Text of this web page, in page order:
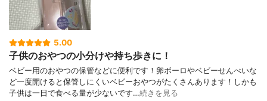
5.00
子供のおやつの小分けや持ち歩きに！
ベビー用のおやつの保管などに便利です！卵ボーロやベビーせんべいな
ど一度開けると保管しにくいベビーおやつがたくさんあります！しかも
子供は一日で食べる量が少ないです…続きを見る